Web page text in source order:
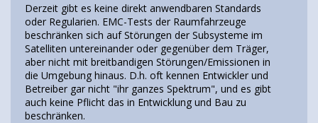
Derzeit gibt es keine direkt anwendbaren Standards
oder Regularien. EMC-Tests der Raumfahrzeuge
beschränken sich auf Störungen der Subsysteme im
Satelliten untereinander oder gegenüber dem Träger,
aber nicht mit breitbandigen Störungen/Emissionen in
die Umgebung hinaus. D.h. oft kennen Entwickler und
Betreiber gar nicht "ihr ganzes Spektrum", und es gibt
auch keine Pflicht das in Entwicklung und Bau zu
beschränken.